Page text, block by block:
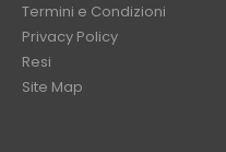
Termini e Condizioni
Privacy Policy
Resi
Site Map